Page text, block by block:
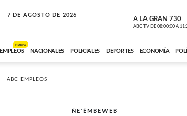
7 DE AGOSTO DE 2026
LA MOVIDA A LA GRAN 730
ABC TV DE 08:00:00 A
EMPLEOS
NUEVO
NACIONALES POLICIALES DEPORTES ECONOMÍA
ABC EMPLEOS
ÑE'ẼMBEWEB